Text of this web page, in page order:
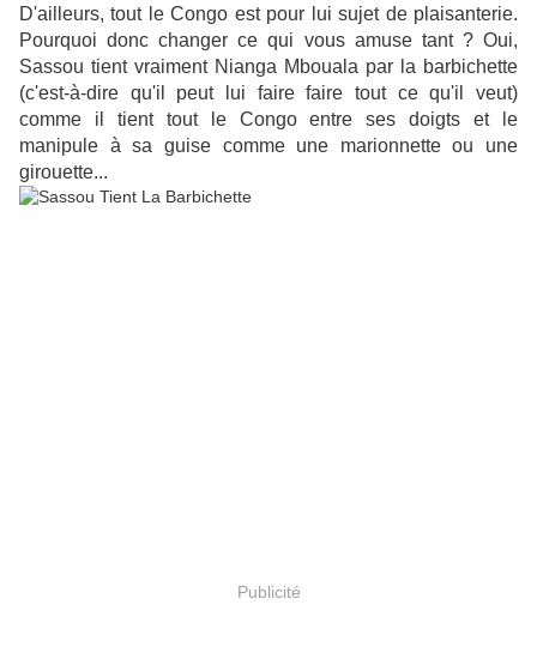
D'ailleurs, tout le Congo est pour lui sujet de plaisanterie.
Pourquoi donc changer ce qui vous amuse tant ? Oui,
Sassou tient vraiment Nianga Mbouala par la barbichette
(c'est-à-dire qu'il peut lui faire faire tout ce qu'il veut)
comme il tient tout le Congo entre ses doigts et le
manipule à sa guise comme une marionnette ou une
girouette...
Publicité